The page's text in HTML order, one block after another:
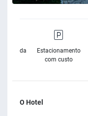
Banda
Estacionamento
com custo
O Hotel